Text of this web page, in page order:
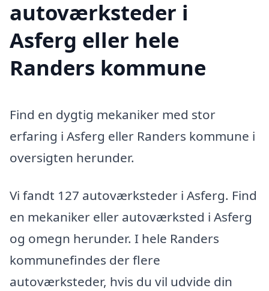
autoværksteder i
Asferg eller hele
Randers kommune
Find en dygtig mekaniker med stor
erfaring i Asferg eller Randers kommune i
oversigten herunder.
Vi fandt 127 autoværksteder i Asferg. Find
en mekaniker eller autoværksted i Asferg
og omegn herunder. I hele Randers
kommunefindes der flere
autoværksteder, hvis du vil udvide din